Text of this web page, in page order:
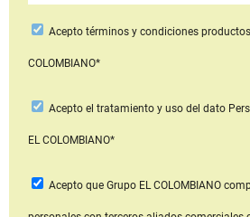
Aceptotérminos y condiciones
COLOMBIANO*
Acepto el tratamiento y uso del dato
EL COLOMBIANO*
Acepto que Grupo EL COLOMBIANO